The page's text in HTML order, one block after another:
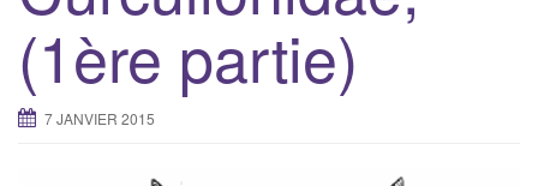
(1ère partie)
7 JANVIER 2015